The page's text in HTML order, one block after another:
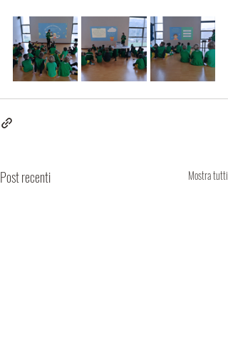
Post recenti Mostra tutti